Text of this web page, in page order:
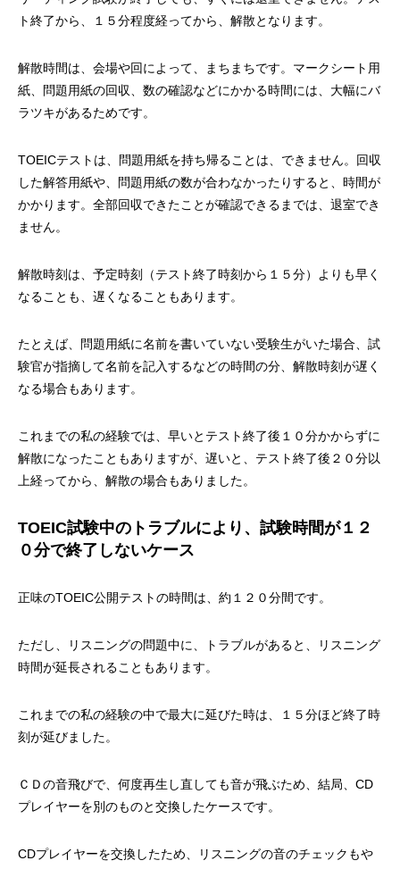
ト終了から、１５分程度経ってから、解散となります。
解散時間は、会場や回によって、まちまちです。マークシート用
紙、問題用紙の回収、数の確認などにかかる時間には、大幅にバ
ラツキがあるためです。
TOEICテストは、問題用紙を持ち帰ることは、できません。回収
した解答用紙や、問題用紙の数が合わなかったりすると、時間が
かかります。全部回収できたことが確認できるまでは、退室でき
ません。
解散時刻は、予定時刻（テスト終了時刻から１５分）よりも早く
なることも、遅くなることもあります。
たとえば、問題用紙に名前を書いていない受験生がいた場合、試
験官が指摘して名前を記入するなどの時間の分、解散時刻が遅く
なる場合もあります。
これまでの私の経験では、早いとテスト終了後１０分かからずに
解散になったこともありますが、遅いと、テスト終了後２０分以
上経ってから、解散の場合もありました。
TOEIC試験中のトラブルにより、試験時間が１２
０分で終了しないケース
正味のTOEIC公開テストの時間は、約１２０分間です。
ただし、リスニングの問題中に、トラブルがあると、リスニング
時間が延長されることもあります。
これまでの私の経験の中で最大に延びた時は、１５分ほど終了時
刻が延びました。
ＣＤの音飛びで、何度再生し直しても音が飛ぶため、結局、CD
プレイヤーを別のものと交換したケースです。
CDプレイヤーを交換したため、リスニングの音のチェックもや